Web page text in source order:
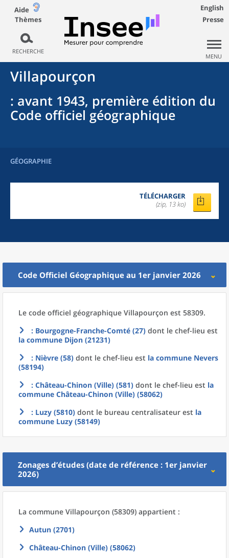
Aide
Thèmes
RECHERCHE
English
Presse
MENU
Villapourçon
: avant 1943, première édition du
Code officiel géographique
GÉOGRAPHIE
TÉLÉCHARGER
(zip, 13 ko)
Code Officiel Géographique au 1er janvier 2026
Le code officiel géographique Villapourçon est 58309.
: Bourgogne-Franche-Comté (27) dont le chef-lieu est
la commune Dijon (21231)
: Nièvre (58) dont le chef-lieu est la commune Nevers
(58194)
: Château-Chinon (Ville) (581) dont le chef-lieu est la
commune Château-Chinon (Ville) (58062)
: Luzy (5810) dont le bureau centralisateur est la
commune Luzy (58149)
Zonages d’études (date de référence : 1er janvier
2026)
La commune Villapourçon (58309) appartient :
Autun (2701)
Château-Chinon (Ville) (58062)